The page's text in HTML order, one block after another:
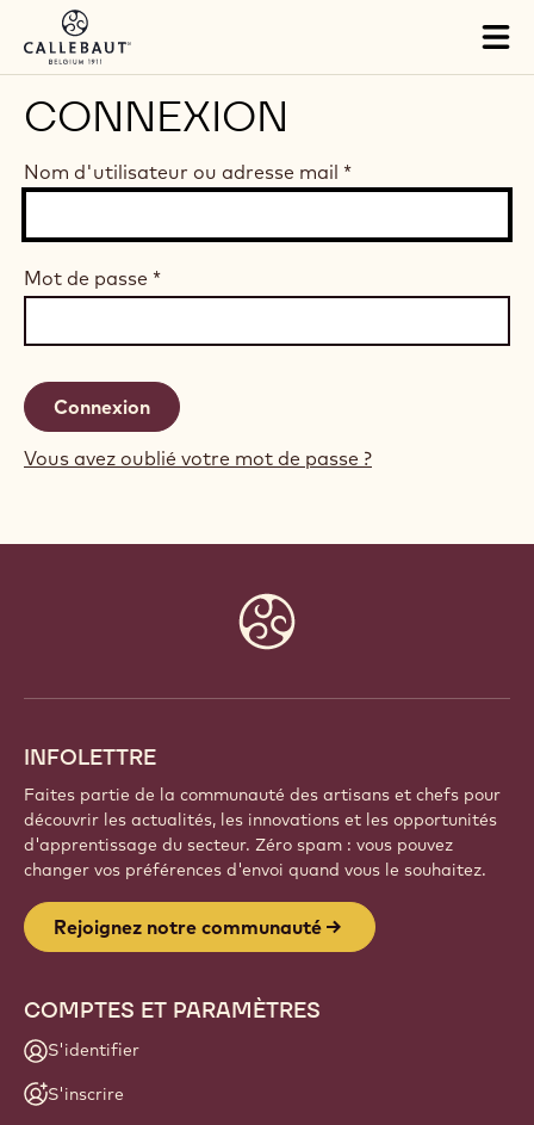
Skip to main content
CONNEXION
Nom d'utilisateur ou adresse mail *
Mot de passe *
Vous avez oublié votre mot de passe ?
INFOLETTRE
Faites partie de la communauté des artisans et chefs pour
découvrir les actualités, les innovations et les opportunités
d'apprentissage du secteur. Zéro spam : vous pouvez
changer vos préférences d'envoi quand vous le souhaitez.
Rejoignez notre communauté
COMPTES ET PARAMÈTRES
S'identifier
S'inscrire